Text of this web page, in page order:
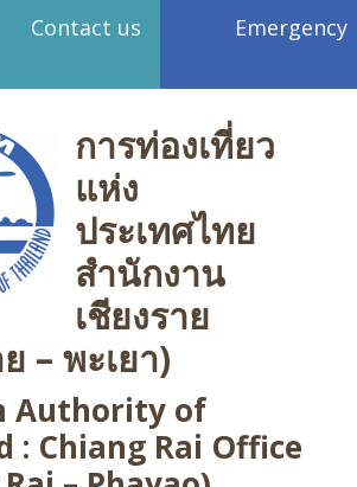
Contact us Emergency
การท่องเที่ยว
แห่ง
ประเทศไทย
สำนักงาน
เชียงราย
– พะเยา)
Authority of
: Chiang Rai Office